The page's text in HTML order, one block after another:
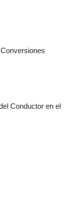
Conductor en el